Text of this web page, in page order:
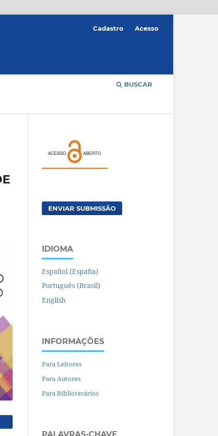
BUSCAR
Cadastro Acesso
ENVIAR SUBMISSÃO
IDIOMA
Español (España)
Português (Brasil)
English
INFORMAÇÕES
Para Leitores
Para Autores
Para Bibliotecários